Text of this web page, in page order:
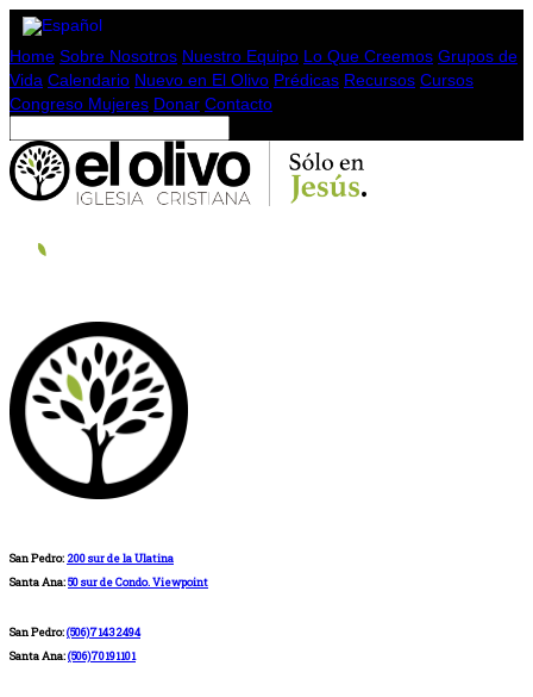
Home Sobre Nosotros Nuestro Equipo Lo Que Creemos Grupos de
Vida Calendario Nuevo en El Olivo Prédicas Recursos Cursos
Congreso Mujeres Donar Contacto
San Pedro: 200 sur de la Ulatina
Santa Ana:50 sur de Condo. Viewpoint
San Pedro:(506)71432494
Santa Ana:(506)70191101